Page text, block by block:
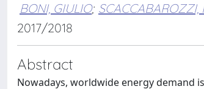
BONI, GIULIO; SCACCABAROZZI,
2017/2018
Abstract
Nowadays, worldwide energy demand